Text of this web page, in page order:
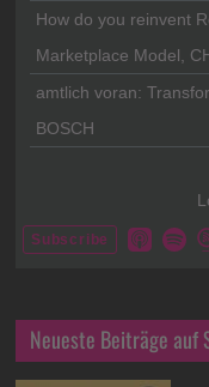
Neueste Beiträge auf